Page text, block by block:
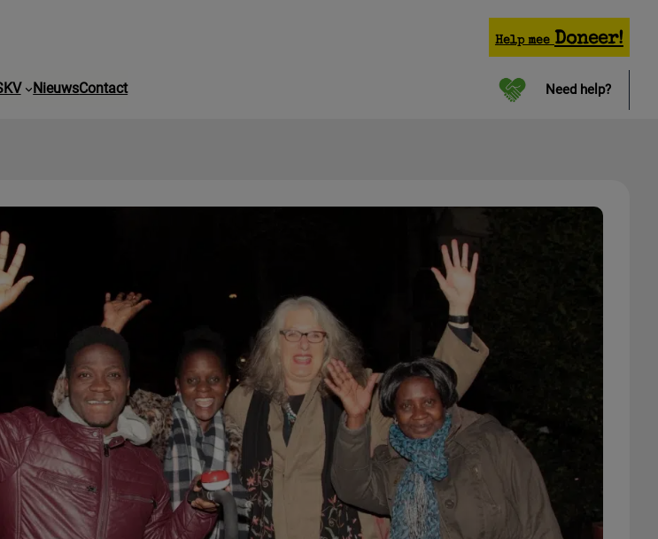
Help mee Doneer!
NieuwsContact Need help?